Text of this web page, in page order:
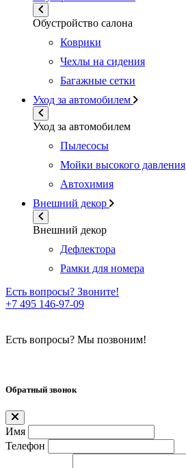
Обустройство салона
Коврики
Чехлы на сидения
Багажные сетки
Уход за автомобилем
Уход за автомобилем
Пылесосы
Мойки высокого давления
Автохимия
Внешний декор
Внешний декор
Дефлектора
Рамки для номера
Есть вопросы? Звоните!
+7 495 146-97-09
Есть вопросы? Мы позвоним!
Обратный звонок
Имя
Телефон